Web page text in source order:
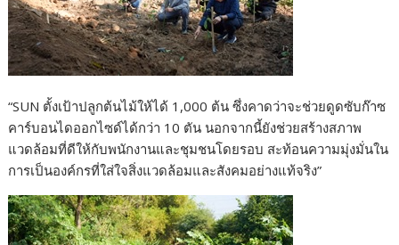
“SUN ตั้งเป้าปลูกต้นไม้ให้ได้ 1,000 ต้น ซึ่งคาดว่าจะช่วยดูดซับก๊าซ
คาร์บอนไดออกไซด์ได้กว่า 10 ตัน นอกจากนี้ยังช่วยสร้างสภาพ
แวดล้อมที่ดีให้กับพนักงานและชุมชนโดยรอบ สะท้อนความมุ่งมั่นใน
การเป็นองค์กรที่ใส่ใจสิ่งแวดล้อมและสังคมอย่างแท้จริง”